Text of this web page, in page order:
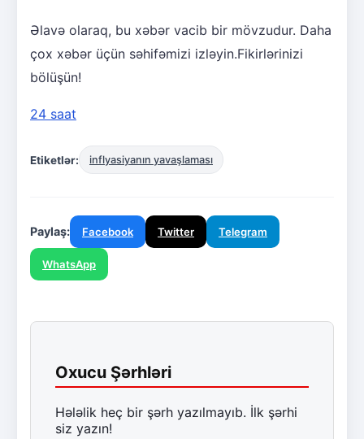
Əlavə olaraq, bu xəbər vacib bir mövzudur. Daha
çox xəbər üçün səhifəmizi izləyin.Fikirlərinizi
bölüşün!
24 saat
Etiketlər: inflyasiyanın yavaşlaması
Paylaş: Facebook Twitter Telegram
WhatsApp
Oxucu Şərhləri
Hələlik heç bir şərh yazılmayıb. İlk şərhi
siz yazın!